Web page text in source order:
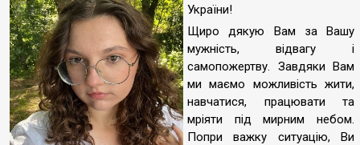
України!
Щиро дякую Вам за Вашу
мужність, відвагу і
самопожертву. Завдяки Вам
ми маємо можливість жити,
навчатися, працювати та
мріяти під мирним небом.
Попри важку ситуацію, Ви